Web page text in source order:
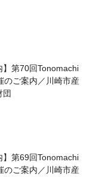
】第70回Tonomachi
のご案内／川崎市産
団
】第69回Tonomachi
のご案内／川崎市産